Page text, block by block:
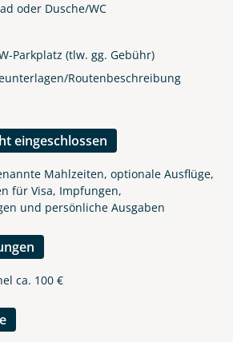
oder Dusche/WC
Parkplatz (tlw. gg. Gebühr)
Routenbeschreibung
eingeschlossen
Mahlzeiten, optionale Ausflüge,
für Visa, Impfungen,
und persönliche Ausgaben
ca. 100 €